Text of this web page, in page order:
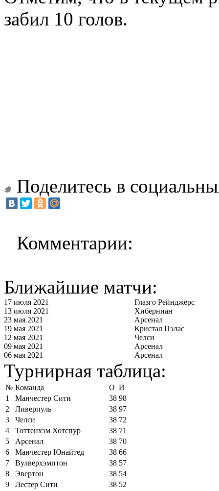
забил 10 голов.
Поделитесь в
Комментарии:
Ближайшие матчи:
17 июля 2021
Глазго Рейнджерс
13 июля 2021
Хиберниан
23 мая 2021
Арсенал
19 мая 2021
Кристал Пэлас
12 мая 2021
Челси
09 мая 2021
Арсенал
06 мая 2021
Арсенал
Турнирная таблица:
№ Команда О И
1
Манчестер Сити 38 98
2
Ливерпуль 38 97
3
Челси 38 72
4
Тоттенхэм Хотспур 38 71
5
Арсенал 38 70
6
Манчестер Юнайтед 38 66
7
Вулверхэмптон 38 57
8
Эвертон 38 54
9
Лестер Сити 38 52